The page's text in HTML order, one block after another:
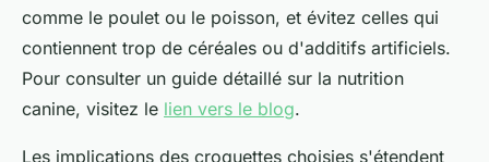
comme le poulet ou le poisson, et évitez celles qui
contiennent trop de céréales ou d'additifs artificiels.
Pour consulter un guide détaillé sur la nutrition
canine, visitez le lien vers le blog.
Les implications des croquettes choisies s'étendent